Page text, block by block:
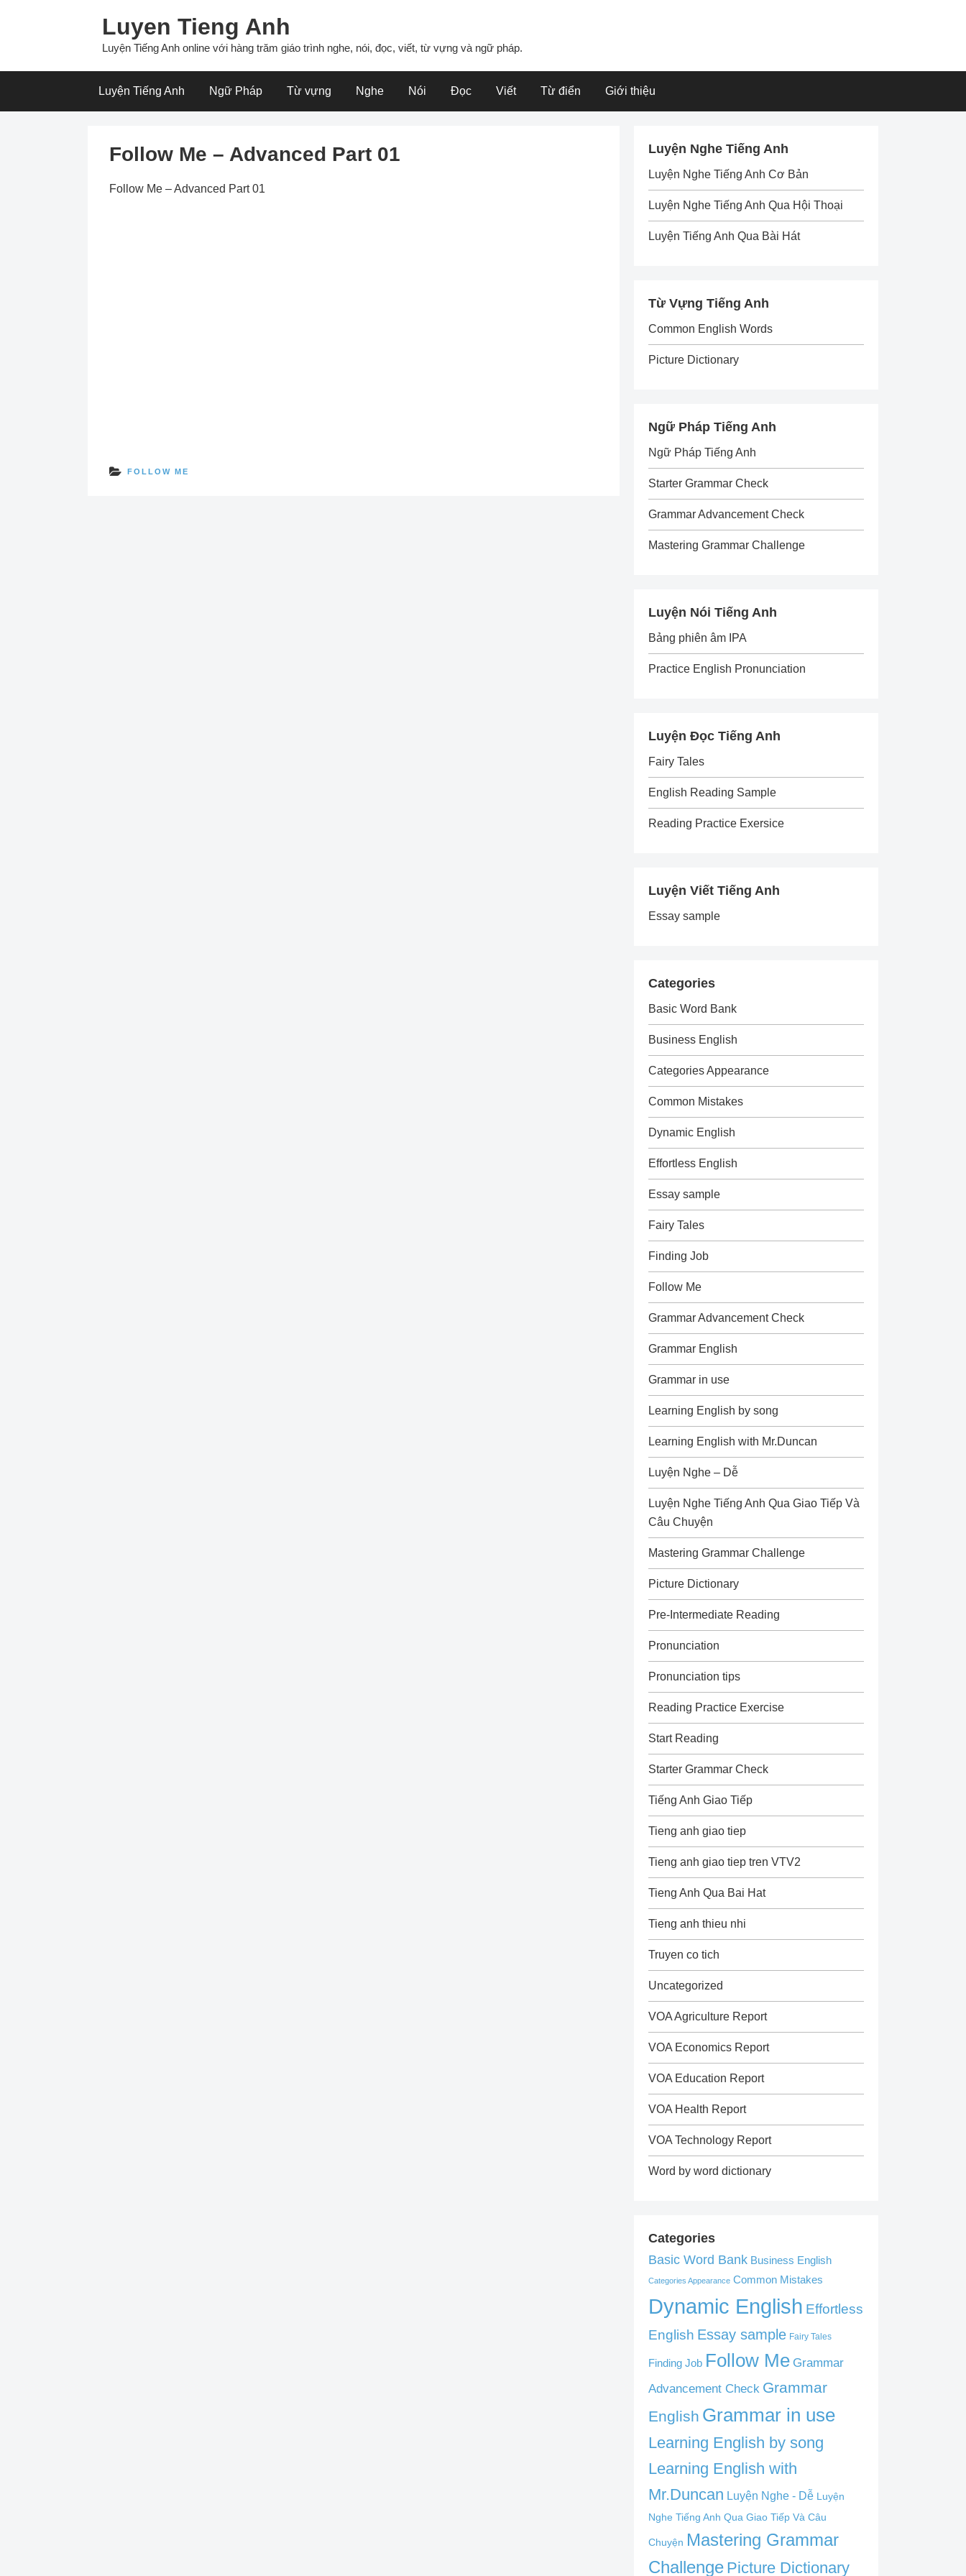
Luyen Tieng Anh
Luyện Tiếng Anh online với hàng trăm giáo trình nghe, nói, đọc, viết, từ vựng và ngữ pháp.
Luyện Tiếng Anh Ngữ Pháp Từ vựng Nghe Nói Đọc Viết Từ điển Giới thiệu
Follow Me – Advanced Part 01
Follow Me – Advanced Part 01
FOLLOW ME
Luyện Nghe Tiếng Anh
Luyện Nghe Tiếng Anh Cơ Bản
Luyện Nghe Tiếng Anh Qua Hội Thoại
Luyện Tiếng Anh Qua Bài Hát
Từ Vựng Tiếng Anh
Common English Words
Picture Dictionary
Ngữ Pháp Tiếng Anh
Ngữ Pháp Tiếng Anh
Starter Grammar Check
Grammar Advancement Check
Mastering Grammar Challenge
Luyện Nói Tiếng Anh
Bảng phiên âm IPA
Practice English Pronunciation
Luyện Đọc Tiếng Anh
Fairy Tales
English Reading Sample
Reading Practice Exersice
Luyện Viết Tiếng Anh
Essay sample
Categories
Basic Word Bank
Business English
Categories Appearance
Common Mistakes
Dynamic English
Effortless English
Essay sample
Fairy Tales
Finding Job
Follow Me
Grammar Advancement Check
Grammar English
Grammar in use
Learning English by song
Learning English with Mr.Duncan
Luyện Nghe – Dễ
Luyện Nghe Tiếng Anh Qua Giao Tiếp Và
Câu Chuyện
Mastering Grammar Challenge
Picture Dictionary
Pre-Intermediate Reading
Pronunciation
Pronunciation tips
Reading Practice Exercise
Start Reading
Starter Grammar Check
Tiếng Anh Giao Tiếp
Tieng anh giao tiep
Tieng anh giao tiep tren VTV2
Tieng Anh Qua Bai Hat
Tieng anh thieu nhi
Truyen co tich
Uncategorized
VOA Agriculture Report
VOA Economics Report
VOA Education Report
VOA Health Report
VOA Technology Report
Word by word dictionary
Categories
Basic Word Bank Business English
Categories Appearance Common Mistakes
Dynamic English Effortless
English Essay sample Fairy Tales
Finding Job Follow Me Grammar
Advancement Check Grammar
English Grammar in use
Learning English by song
Learning English with
Mr.Duncan Luyện Nghe - Dễ Luyện
Nghe Tiếng Anh Qua Giao Tiếp Và Câu
Chuyện Mastering Grammar
Challenge Picture Dictionary